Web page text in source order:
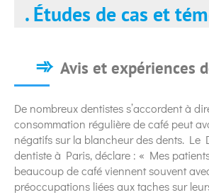
. Études de cas et
Avis et expériences
De nombreux dentistes s’accordent à
consommation régulière de café peut
négatifs sur la blancheur des dents. Le
dentiste à Paris, déclare : « Mes
beaucoup de café viennent souvent
préoccupations liées aux taches sur